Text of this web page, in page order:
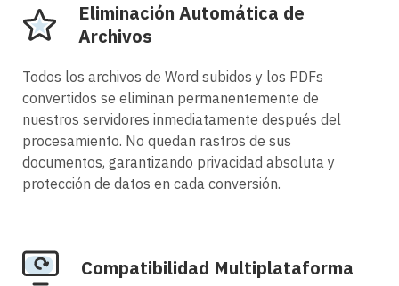
Eliminación Automática de
Archivos
Todos los archivos de Word subidos y los PDFs
convertidos se eliminan permanentemente de
nuestros servidores inmediatamente después del
procesamiento. No quedan rastros de sus
documentos, garantizando privacidad absoluta y
protección de datos en cada conversión.
Compatibilidad Multiplataforma